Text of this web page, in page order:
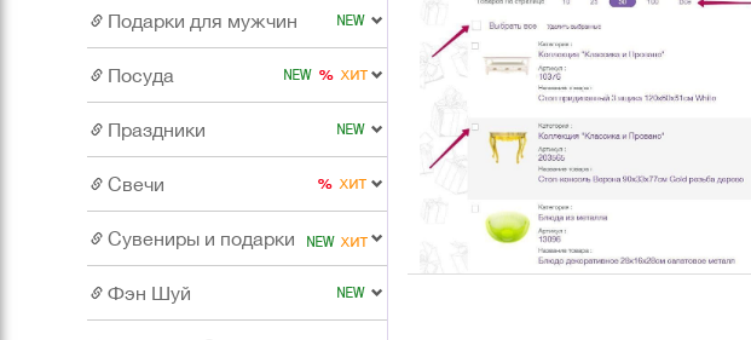
Подарки для мужчин
Посуда
Праздники
Свечи
Сувениры и подарки
Фэн Шуй